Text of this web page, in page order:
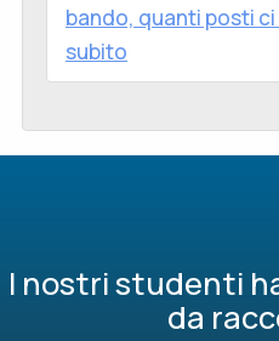
bando, quanti posti
subito
I nostri studenti
da